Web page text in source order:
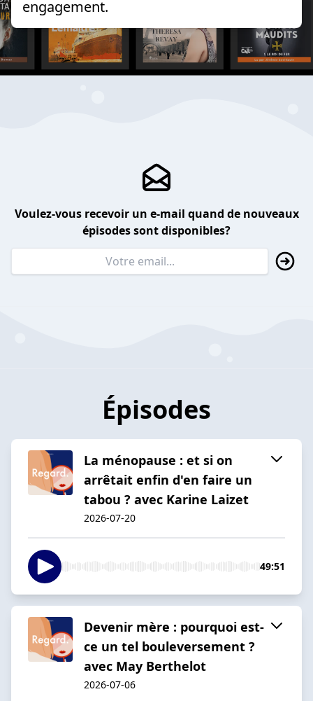
engagement.
Voulez-vous recevoir un e-mail quand de nouveaux
épisodes sont disponibles?
Épisodes
La ménopause : et si on
arrêtait enfin d'en faire un
tabou ? avec Karine Laizet
2026-07-20
49:51
Devenir mère : pourquoi est-
ce un tel bouleversement ?
avec May Berthelot
2026-07-06